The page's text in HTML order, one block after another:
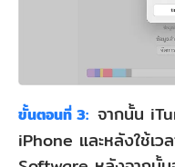
ขั้นตอนที่ 3: จากนั้น
iPhone และหลังใช้เว